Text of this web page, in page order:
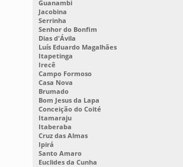
Guanambi
Jacobina
Serrinha
Senhor do Bonfim
Dias d'Ávila
Luís Eduardo Magalhães
Itapetinga
Irecê
Campo Formoso
Casa Nova
Brumado
Bom Jesus da Lapa
Conceição do Coité
Itamaraju
Itaberaba
Cruz das Almas
Ipirá
Santo Amaro
Euclides da Cunha